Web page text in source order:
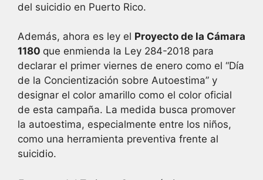
del suicidio en Puerto Rico.
Además, ahora es ley el Proyecto de la Cámara
1180 que enmienda la Ley 284-2018 para
declarar el primer viernes de enero como el “Día
de la Concientización sobre Autoestima” y
designar el color amarillo como el color oficial
de esta campaña. La medida busca promover
la autoestima, especialmente entre los niños,
como una herramienta preventiva frente al
suicidio.